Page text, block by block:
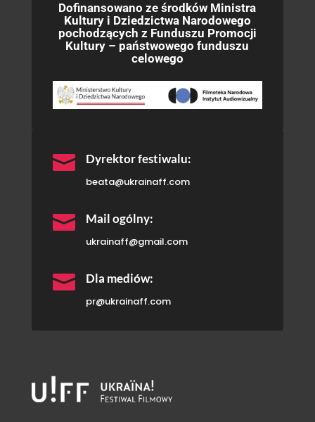
Dofinansowano ze środków Ministra
Kultury i Dziedzictwa Narodowego
pochodzących z Funduszu Promocji
Kultury – państwowego funduszu
celowego
 Dyrektor festiwalu:
beata@ukrainaff.com
 Mail ogólny:
ukrainaff@gmail.com
 Dla mediów:
pr@ukrainaff.com